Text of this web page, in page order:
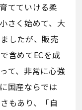
てていける柔
さく始めて、大
したが、販売
含めてECを成
て、非常に心強
国産ならでは
もあり、「自